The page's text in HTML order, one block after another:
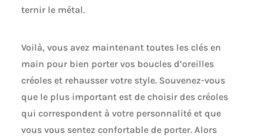
ternir le métal.
Voilà, vous avez maintenant toutes les clés en
main pour bien porter vos boucles d’oreilles
créoles et rehausser votre style. Souvenez-vous
que le plus important est de choisir des créoles
qui correspondent à votre personnalité et que
vous vous sentez confortable de porter. Alors